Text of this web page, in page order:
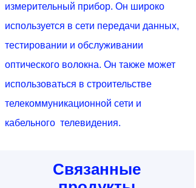
измерительный прибор. Он широко
используется в сети передачи данных,
тестировании и обслуживании
оптического волокна. Он также может
использоваться в строительстве
телекоммуникационной сети и
кабельного телевидения.
Связанные